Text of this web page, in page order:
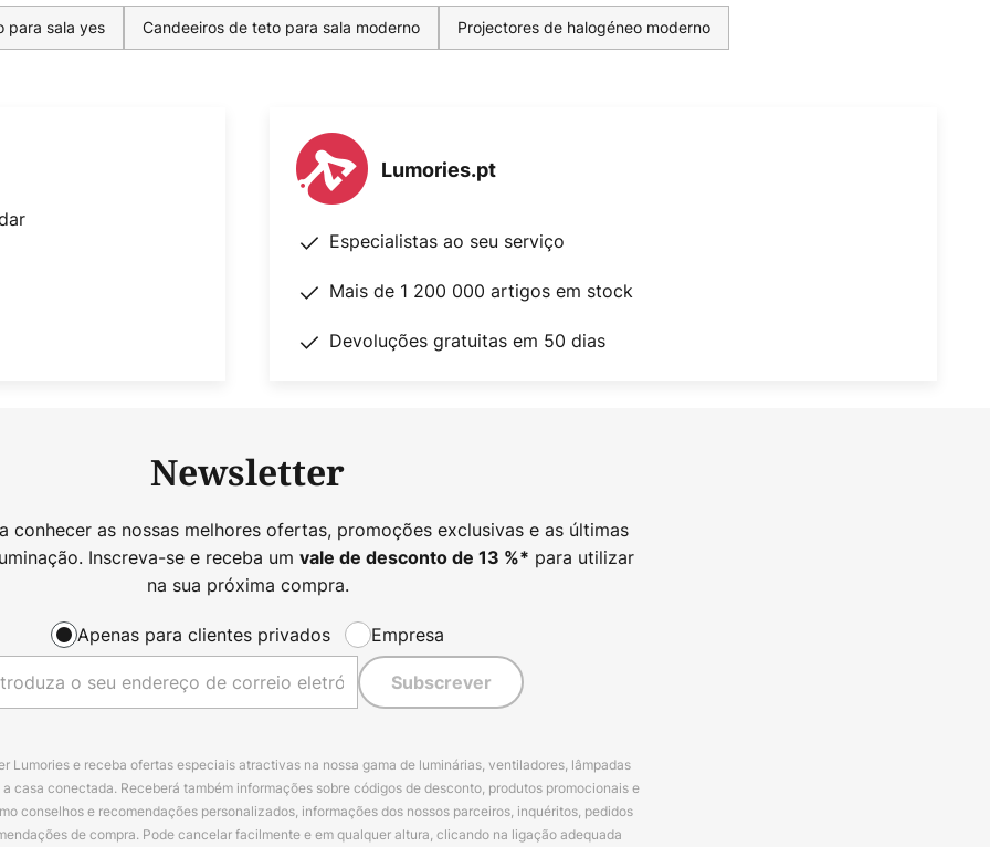
para sala yes Candeeiros de teto para sala moderno Projectores de halogéneo moderno
Lumories.pt
Especialistas ao seu serviço
Mais de 1 200 000 artigos em stock
Devoluções gratuitas em 50 dias
Newsletter
conhecer as nossas melhores ofertas, promoções exclusivas e as últimas
Inscreva-se e receba um vale de desconto de 13 %* para utilizar
na sua próxima compra.
Apenas para clientes privados Empresa
Subscrever
Lumories e receba ofertas especiais atractivas na nossa gama de luminárias, ventiladores, lâmpadas
casa conectada. Receberá também informações sobre códigos de desconto, produtos promocionais e
conselhos e recomendações personalizados, informações dos nossos parceiros, inquéritos, pedidos
de compra. Pode cancelar facilmente e em qualquer altura, clicando na ligação adequada